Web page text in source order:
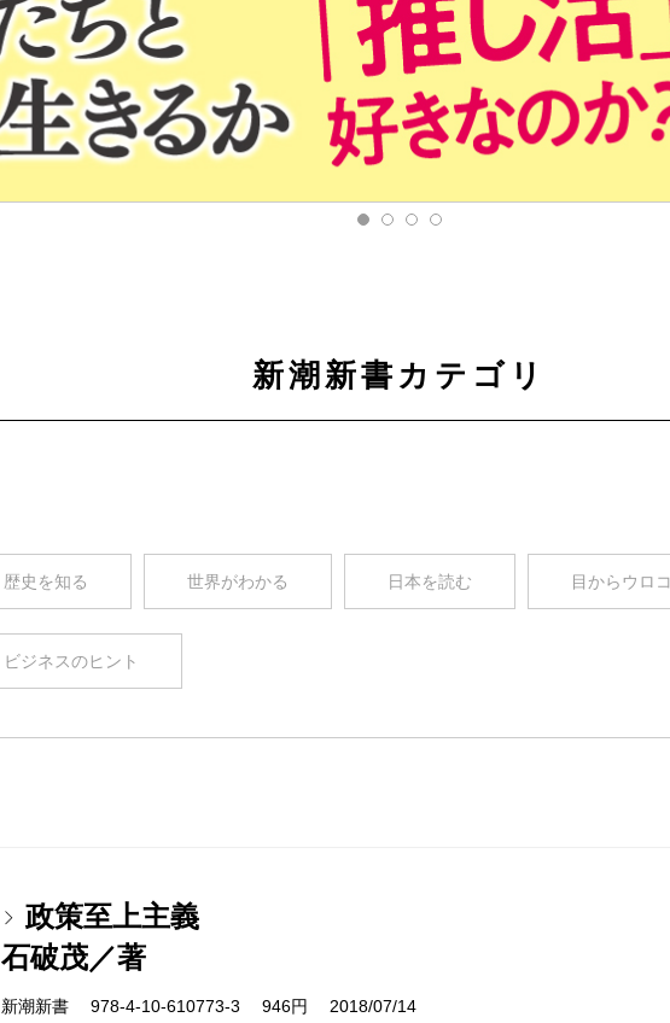
新潮新書カテゴリ
歴史を知る 世界がわかる 日本を読む 目からウロ
ビジネスのヒント
政策至上主義
石破茂／著
新潮新書 978-4-10-610773-3 946円 2018/07/14